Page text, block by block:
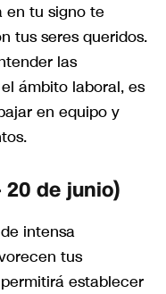
en tu signo te
tus seres queridos.
las
ámbito laboral, es
en equipo y
20 de junio)
intensa
tus
establecer